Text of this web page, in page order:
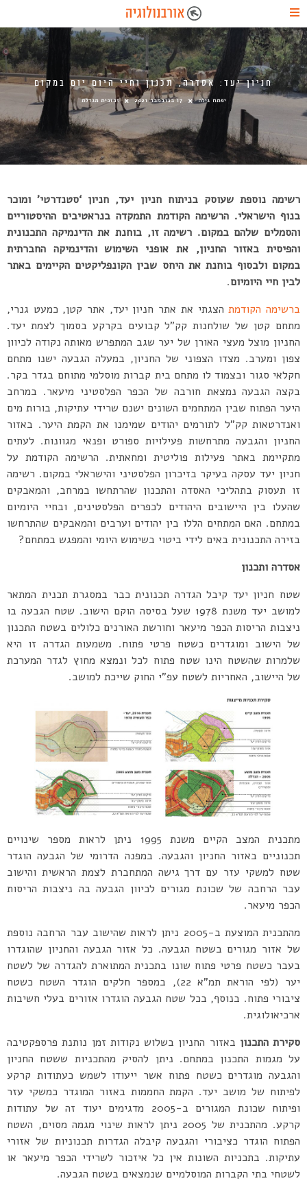
חניון יעד: אסדרה, תכנון וחיי היום יום במקום
יפתח גילה 17 בנובמבר 2021 זכוכית מגדלת
רשימה נוספת שעוסק בניתוח חניון יעד, חניון ‘סטנדרטי’ ומוכר
בנוף הישראלי. הרשימה הקודמת התמקדה בנראטיבים ההיסטוריים
והסמלים שלהם במקום. רשימה זו, בוחנת את הדינמיקה התכנונית
והפיסית באזור החניון, את אופני השימוש והדינמיקה החברתית
במקום ולבסוף בוחנת את היחס שבין הקונפליקטים הקיימים באתר
לבין חיי היומיום.
ברשימה הקודמתהצגתי את אתר חניון יעד, אתר קטן, כמעט גנרי,
מתחם קטן של שולחנות קק”ל קבועים בקרקע בסמוך לצמת יעד.
החניון מוצל מעצי האורן של יער שגב המתפרש מאותה נקודה לכיוון
צפון ומערב. מצדו הצפוני של החניון, במעלה הגבעה ישנו מתחם
חקלאי סגור ובצמוד לו מתחם בית קברות מוסלמי מתוחם בגדר בקר.
בקצה הגבעה נמצאת חורבה של הכפר הפלסטיני מיעאר. במרחב
היער הפתוח שבין המתחמים השונים ישנם שרידי עתיקות, בורות מים
ואנדרטאות קק”ל לתורמים יהודים שמימנו את הקמת היער. באזור
החניון והגבעה מתרחשות פעילויות ספורט ופנאי מגוונות. לעתים
מתקיימת באתר פעילות פוליטית ומחאתית. הרשימה הקודמת על
חניון יעד עסקה בעיקר בזיכרון הפלסטיני והישראלי במקום. רשימה
זו תעסוק בתהליכי האסדה והתכנון שהרתחשו במרחב, והמאבקים
שהעלו בין היישובים היהודים לכפרים הפלסטינים, ובחיי היומיום
במתחם. האם המתחים הללו בין יהודים וערבים והמאבקים שהתרחשו
בזירה התכנונית באים לידי ביטוי בשימוש היומי והמפגש במתחם?
אסדרה ותכנון
שטח חניון יעד קיבל הגדרה תכנונית כבר במסגרת תכנית המתאר
למושב יעד משנת 1978 שעל בסיסה הוקם הישוב. שטח הגבעה בו
ניצבות הריסות הכפר מיעאר וחורשת האורנים כלולים בשטח התכנון
של הישוב ומוגדרים כשטח פרטי פתוח. משמעות הגדרה זו היא
שלמרות שהשטח הינו שטח פתוח לכל ונמצא מחוץ לגדר המערכת
של היישוב, האחריות לשטח עפ”י החוק שייכת למושב.
מתכנית המצב הקיים משנת 1995 ניתן לראות מספר שינויים
תכנוניים באזור החניון והגבעה. במפנה הדרומי של הגבעה הוגדר
שטח למשקי עזר עם דרך גישה המתחברת לצמת הראשית והישוב
עבר הרחבה של שכונת מגורים לכיוון הגבעה בה ניצבות הריסות
הכפר מיעאר.
מהתכנית המוצעת ב-2005 ניתן לראות שהישוב עבר הרחבה נוספת
של אזור מגורים בשטח הגבעה. כל אזור הגבעה והחניון שהוגדרו
בעבר כשטח פרטי פתוח שונו בתכנית המתוארת להגדרה של לשטח
יער (לפי הוראת תמ”א 22), במספר חלקים הוגדר השטח כשטח
ציבורי פתוח. בנוסף, בכל שטח הגבעה הוגדרו אזורים בעלי חשיבות
ארכיאולוגית.
סקירת התכנון באזור החניון בשלוש נקודות זמן נותנת פרספקטיבה
על מגמות התכנון במתחם. ניתן להסיק מהתכניות ששטח החניון
והגבעה מוגדרים כשטח פתוח אשר ייעודו לשמש כעתודות קרקע
לפיתוח של מושב יעד. הקמת החממות באזור המוגדר כמשקי עזר
ופיתוח שכונת המגורים ב-2005 מדגימים יעוד זה של עתודות
קרקע. מהתכנית של 2005 ניתן לראות שינוי מגמה מסוים, השטח
הפתוח הוגדר כציבורי והגבעה קיבלה הגדרות תכנוניות של אזורי
עתיקות. בתכניות השונות אין כל איזכור לשרידי הכפר מיעאר או
לשטחי בתי הקברות המוסלמיים שנמצאים בשטח הגבעה.